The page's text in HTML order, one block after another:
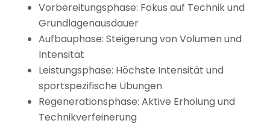
Vorbereitungsphase: Fokus auf Technik und
Grundlagenausdauer
Aufbauphase: Steigerung von Volumen und
Intensität
Leistungsphase: Höchste Intensität und
sportspezifische Übungen
Regenerationsphase: Aktive Erholung und
Technikverfeinerung